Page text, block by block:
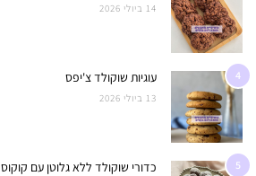
14 ביולי 2026
4 עוגיות שוקולד צ'יפס
13 ביולי 2026
5 כדורי שוקולד ללא גלוטן עם קוקוס